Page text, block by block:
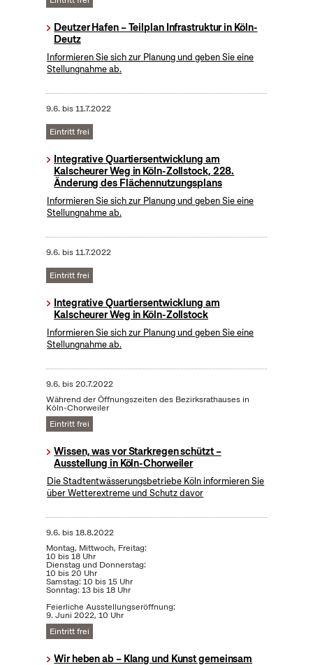
Deutzer Hafen – Teilplan Infrastruktur in Köln-
Deutz
Informieren Sie sich zur Planung und geben Sie eine
Stellungnahme ab.
9.6. bis11.7.2022
Eintritt frei
Integrative Quartiersentwicklung am
Kalscheurer Weg in Köln-Zollstock, 228.
Änderung des Flächennutzungsplans
Informieren Sie sich zur Planung und geben Sie eine
Stellungnahme ab.
9.6. bis11.7.2022
Eintritt frei
Integrative Quartiersentwicklung am
Kalscheurer Weg in Köln-Zollstock
Informieren Sie sich zur Planung und geben Sie eine
Stellungnahme ab.
9.6. bis20.7.2022
Während der Öffnungszeiten des Bezirksrathauses in
Köln-Chorweiler
Eintritt frei
Wissen, was vor Starkregen schützt –
Ausstellung in Köln-Chorweiler
Die Stadtentwässerungsbetriebe Köln informieren Sie
über Wetterextreme und Schutz davor
9.6. bis18.8.2022
Montag, Mittwoch, Freitag:
10 bis 18 Uhr
Dienstag und Donnerstag:
10 bis 20 Uhr
Samstag: 10 bis 15 Uhr
Sonntag: 13 bis 18 Uhr
Feierliche Ausstellungseröffnung:
9. Juni 2022, 10 Uhr
Eintritt frei
Wir heben ab – Klang und Kunst gemeinsam